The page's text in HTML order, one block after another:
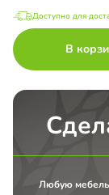
Доступно для
В
Любую мебель